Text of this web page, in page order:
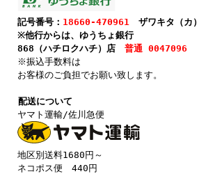
記号番号： 18660-470961 ザワキタ（カ）
※他行からは、ゆうちょ銀行
868（ハチロクハチ）店 普通 0047096
※振込手数料は
お客様のご負担でお願い致します。
配送について
ヤマト運輸/佐川急便
地区別送料1680円～
ネコポス便 440円